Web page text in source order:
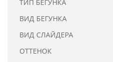
ТИП БЕГУНКА
ВИД БЕГУНКА
ВИД СЛАЙДЕРА
ОТТЕНОК
Ушковые
Шторные
Цепочки шарики с замком
Ткани
Шнуры
Элементы декора